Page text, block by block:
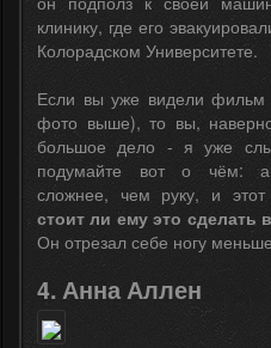
клинику, где его
Колорадском Университете.
Если вы уже видели фильм
фото выше), то вы,
большое дело - я уже
подумайте вот о чём:
сложнее, чем руку, и этот
стоит ли ему это сделать
Он отрезал себе ногу
4. Анна Аллен